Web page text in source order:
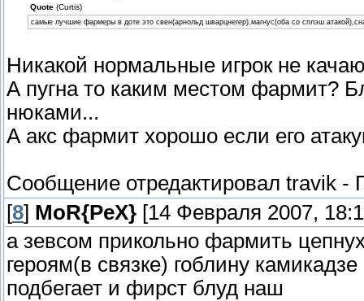
Quote(Curtis)
самые лучшие фармеры в доте это свен(арнольд шварцнегер),магнус(оба со сплэш
Никакой нормальные игрок не
А пугна то каким местом фармит?
нюками...
А акс фармит хорошо если его
Сообщение отредактировал travik -
[8] MoR{PeX} [14 Февраля 2007,
а зевсом прикольно фармить
героям(в связке) гоблину
подбегает и фирст блуд наш